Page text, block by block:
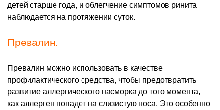
детей старше года, и облегчение симптомов ринита
наблюдается на протяжении суток.
Превалин.
Превалин можно использовать в качестве
профилактического средства, чтобы предотвратить
развитие аллергического насморка до того момента,
как аллерген попадет на слизистую носа. Это особенно